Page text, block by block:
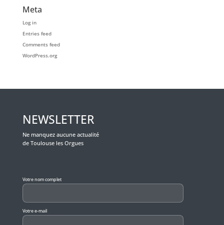
Meta
Log in
Entries feed
Comments feed
WordPress.org
NEWSLETTER
Ne manquez aucune actualité
de Toulouse les Orgues
Votre nom complet
Votre e-mail